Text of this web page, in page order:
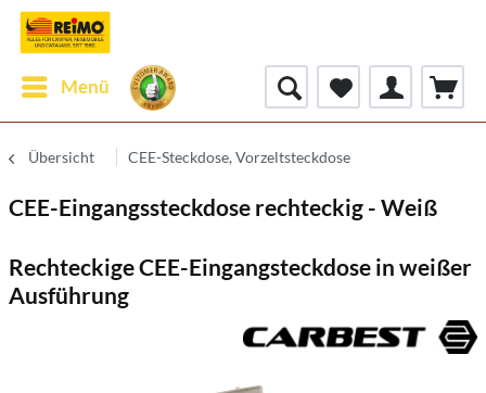
Menü
Übersicht CEE-Steckdose, Vorzeltsteckdose
CEE-Eingangssteckdose rechteckig - Weiß
Rechteckige CEE-Eingangsteckdose in weißer
Ausführung